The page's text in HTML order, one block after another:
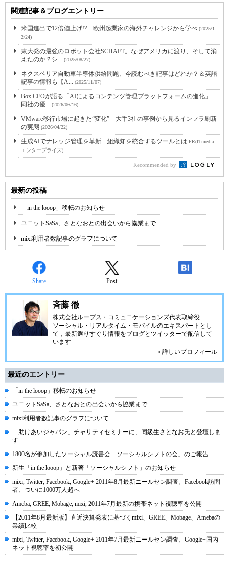
関連記事＆ブログエントリー
米国進出で12倍値上げ!? 欧州起業家の海外チャレンジから学べ (2025/1
2/24)
東大発の最強のロボット会社SCHAFT。なぜアメリカに渡り、そして消
えたのか？シ... (2025/08/27)
ネクスペリア自動車半導体供給問題、今読むべき記事はどれか？＆英語
記事の情報も【A... (2025/11/07)
Box CEOが語る「AIによるコンテンツ管理プラットフォームの進化」
同社の優... (2026/06/16)
VMware移行市場に起きた“変化” 大手3社の事例から見るインフラ刷新
の実態 (2026/04/22)
生成AIでナレッジ管理を革新 組織知を統合するツールとは PR(ITmedia
エンタープライズ)
Recommended by
最新の投稿
「in the looop」移転のお知らせ
ユニットSaSa、さとなおとの出会いから協業まで
mixi利用者数記事のグラフについて
Share Post -
斉藤 徹
株式会社ループス・コミュニケーションズ代表取締役
ソーシャル・リアルタイム・モバイルのエキスパートとし
て，最新選りすぐり情報をブログとツイッターで配信して
います
» 詳しいプロフィール
最近のエントリー
「in the looop」移転のお知らせ
ユニットSaSa、さとなおとの出会いから協業まで
mixi利用者数記事のグラフについて
「助けあいジャパン」チャリティセミナーに、同級生さとなお氏と登壇しま
す
1800名が参加したソーシャル読書会「ソーシャルシフトの会」のご報告
新生「in the looop」と新著「ソーシャルシフト」のお知らせ
mixi, Twitter, Facebook, Google+ 2011年8月最新ニールセン調査。Facebook訪問
者、ついに1000万人超へ
Ameba, GREE, Mobage, mixi, 2011年7月最新の携帯ネット視聴率を公開
【2011年8月最新版】直近決算発表に基づくmixi、GREE、Mobage、Amebaの
業績比較
mixi, Twitter, Facebook, Google+ 2011年7月最新ニールセン調査、Google+国内
ネット視聴率を初公開